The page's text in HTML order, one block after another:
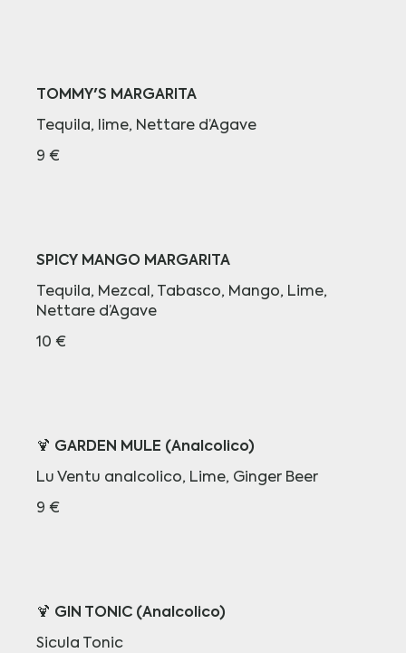
TOMMY'S MARGARITA
Tequila, lime, Nettare d’Agave
9 €
SPICY MANGO MARGARITA
Tequila, Mezcal, Tabasco, Mango, Lime,
Nettare d’Agave
10 €
🍹 GARDEN MULE (Analcolico)
Lu Ventu analcolico, Lime, Ginger Beer
9 €
🍹 GIN TONIC (Analcolico)
Sicula Tonic